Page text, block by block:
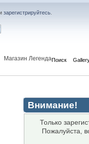
зарегистрируйтесь
Магазин ЛегендаПоиск
Внимание!
Только
Пожалуйста,